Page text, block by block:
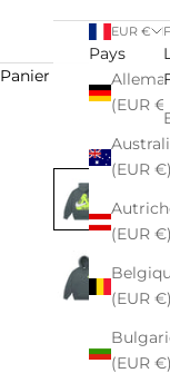
EUR €
Pays
(EUR €)
(EUR €)
(EUR €)
(EUR €)
(EUR €)
Panier